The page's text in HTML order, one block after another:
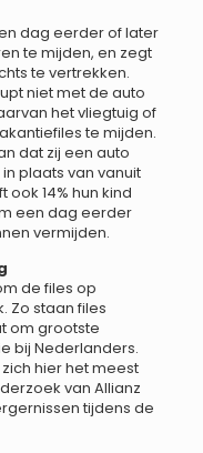
dag eerder of later
te mijden, en zegt
te vertrekken.
niet met de auto
het vliegtuig of
te mijden.
dat zij een auto
plaats van vanuit
14% hun kind
een dag eerder
vermijden.
de files op
Zo staan files
om grootste
bij Nederlanders.
hier het meest
van Allianz
tijdens de